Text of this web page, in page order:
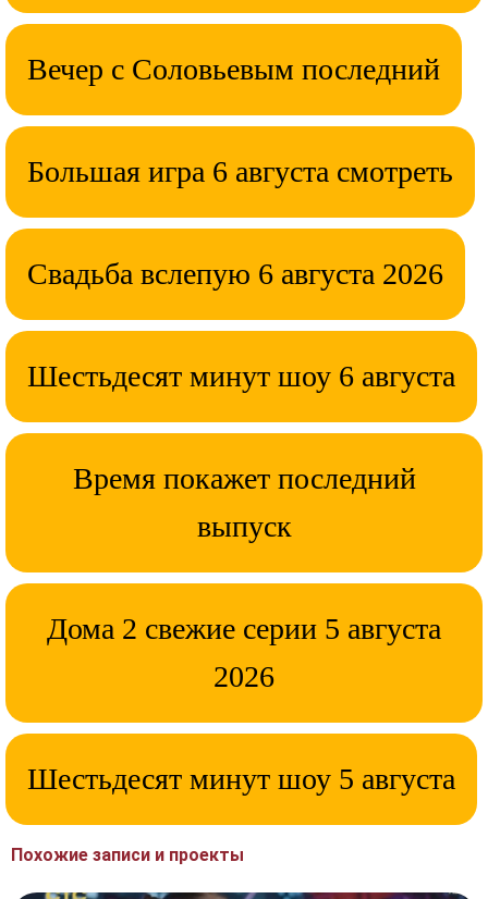
Вечер с Соловьевым последний
Большая игра 6 августа смотреть
Свадьба вслепую 6 августа 2026
Шестьдесят минут шоу 6 августа
Время покажет последний
выпуск
Дома 2 свежие серии 5 августа
2026
Шестьдесят минут шоу 5 августа
Похожие записи и проекты